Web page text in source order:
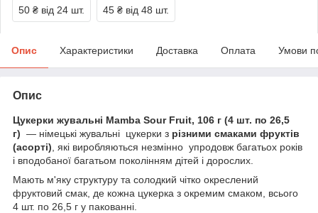
50 ₴ від 24 шт. 45 ₴ від 48 шт.
Опис Характеристики Доставка Оплата Умови
Опис
Цукерки жувальні Mamba Sour Fruit, 106 г (4 шт. по 26,5
г) — німецькі жувальні цукерки з різними смаками фруктів
(асорті) , які виробляються незмінно упродовж багатьох років
і вподобаної багатьом поколінням дітей і дорослих.
Мають м'яку структуру та солодкий чітко окреслений
фруктовий смак, де кожна цукерка з окремим смаком, всього
4 шт. по 26,5 г у пакованні.